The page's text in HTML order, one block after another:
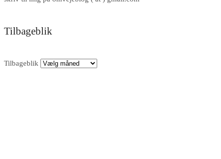
Tilbageblik
Tilbageblik